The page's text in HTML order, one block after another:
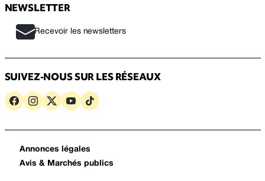
NEWSLETTER
Recevoir les newsletters
SUIVEZ-NOUS SUR LES RÉSEAUX
Annonces légales
Avis & Marchés publics